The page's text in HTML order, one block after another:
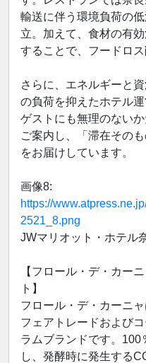
輸送に伴う環境負荷の
立。加えて、食材の有
することで、フードロ
さらに、エネルギーと
の負荷を抑えたホテル運
ゲストにも無理のない
ご案内し、「滞在その
をお届けしています。
画像8:
https://
2521_8.png
JWマリオット・ホテル
【フロール・デ・カー
ト】
フロール・デ・カーニ
フェアトレードおよび
ラムブランドです。100
し、発酵時に発生する